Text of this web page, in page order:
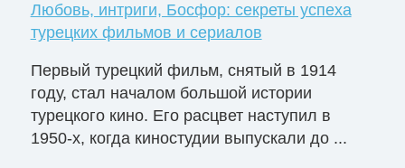
Любовь, интриги, Босфор: секреты успеха
турецких фильмов и сериалов
Первый турецкий фильм, снятый в 1914
году, стал началом большой истории
турецкого кино. Его расцвет наступил в
1950-х, когда киностудии выпускали до ...